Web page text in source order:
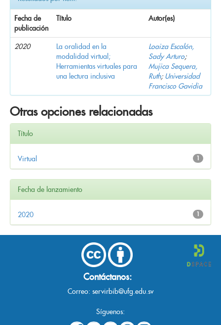
Fecha de
publicación
Título Autor(es)
2020
La oralidad en la
modalidad virtual;
Herramientas virtuales para
una lectura inclusiva
Loaiza Escalón,
Sady Arturo;
Mujica Sequera,
Ruth; Universidad
Francisco Gavidia
Otras opciones relacionadas
Título
1
Virtual
Fecha de lanzamiento
1
2020
Contáctanos:
Correo: servirbib@ufg.edu.sv
Síguenos: